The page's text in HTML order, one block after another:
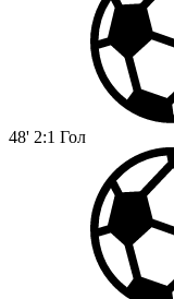
48' 2:1 Гол